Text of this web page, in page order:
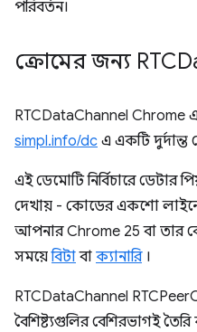
পরিবর্তন।
ক্রোমের জন্য
RTCDataChannel Chrome এ
simpl.info/dc এ একটি
এই ডেমোটি নির্বিচারে ডেটার
দেখায় - কোডের একশো
আপনার Chrome 25 বা তার
সময়েবিটাবা ক্যানারি।
RTCDataChannel
বৈশিষ্ট্যগুলির বেশিরভাগই